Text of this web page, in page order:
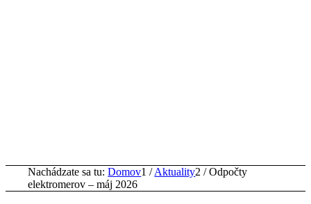
Nachádzate sa tu: Domov1 / Aktuality2 / Odpočty
elektromerov – máj 2026